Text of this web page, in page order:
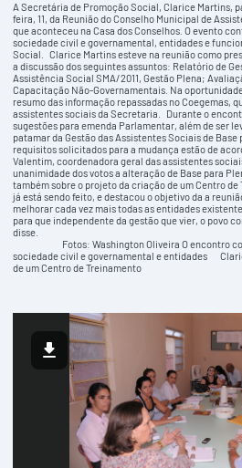
A Secretária de Promoção Social, Clarice Martins,
feira, 11, da Reunião do Conselho Municipal de
que aconteceu na Casa dos Conselhos. O evento
sociedade civil e governamental, entidades e
Social. Clarice Martins esteve na reunião como
a discussão dos seguintes assuntos: Relatório de
Assistência Social SMA/2011, Gestão Plena;
Capacitação Não-Governamentais. Na
resumo das informação repassadas no Coegemas,
assistentes sociais da Secretaria. Durante o
sugestões para emenda Parlamentar, além de ser
patamar da Gestão das Assistentes Sociais de Base
requisitos solicitados para a mudança estão de
Valentim, coordenadora geral das assistentes
unanimidade dos votos a alteração de Base para
também sobre o projeto da criação de um Centro
já está sendo feito, e destacou o objetivo da a
melhorar cada vez mais todas as entidades
para que independente da gestão que vier, o povo
disse.
Fotos: Washington Oliveira O encontro
sociedade civil e governamental e entidades
de um Centro de Treinamento